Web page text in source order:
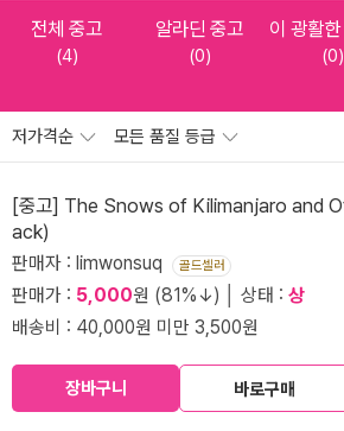
전체 중고
(4)
알라딘 중고
(0)
이 광활
(0)
저가격순 모든 품질 등급
[중고] The Snows of Kilimanjaro and
ack)
판매자 : limwonsuq 골드셀러
판매가 : 5,000원 (81%↓) │ 상태 : 상
배송비 : 40,000원 미만 3,500원
장바구니 바로구매